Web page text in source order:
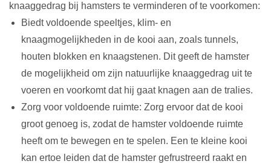
knaaggedrag bij hamsters te verminderen of te voorkomen:
Biedt voldoende speeltjes, klim- en
knaagmogelijkheden in de kooi aan, zoals tunnels,
houten blokken en knaagstenen. Dit geeft de hamster
de mogelijkheid om zijn natuurlijke knaaggedrag uit te
voeren en voorkomt dat hij gaat knagen aan de tralies.
Zorg voor voldoende ruimte: Zorg ervoor dat de kooi
groot genoeg is, zodat de hamster voldoende ruimte
heeft om te bewegen en te spelen. Een te kleine kooi
kan ertoe leiden dat de hamster gefrustreerd raakt en